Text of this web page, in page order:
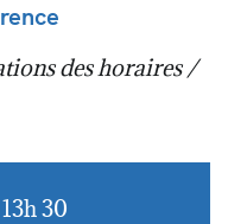
des horaires /
30